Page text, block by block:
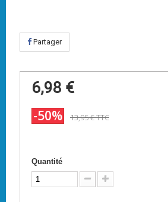
Partager
6,98 €
-50% 13,95 €TTC
Quantité